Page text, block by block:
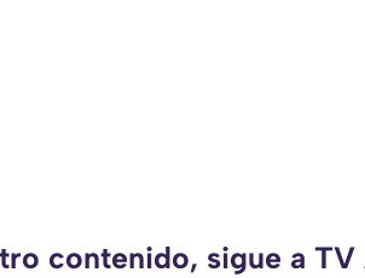
contenido, sigue a TV